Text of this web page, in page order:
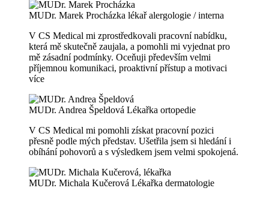
MUDr. Marek Procházka lékař alergologie / interna
V CS Medical mi zprostředkovali pracovní nabídku,
která mě skutečně zaujala, a pomohli mi vyjednat pro
mě zásadní podmínky. Oceňuji především velmi
příjemnou komunikaci, proaktivní přístup a motivaci
více
MUDr. Andrea Špeldová Lékařka ortopedie
V CS Medical mi pomohli získat pracovní pozici
přesně podle mých představ. Ušetřila jsem si hledání i
obíhání pohovorů a s výsledkem jsem velmi spokojená.
MUDr. Michala Kučerová Lékařka dermatologie